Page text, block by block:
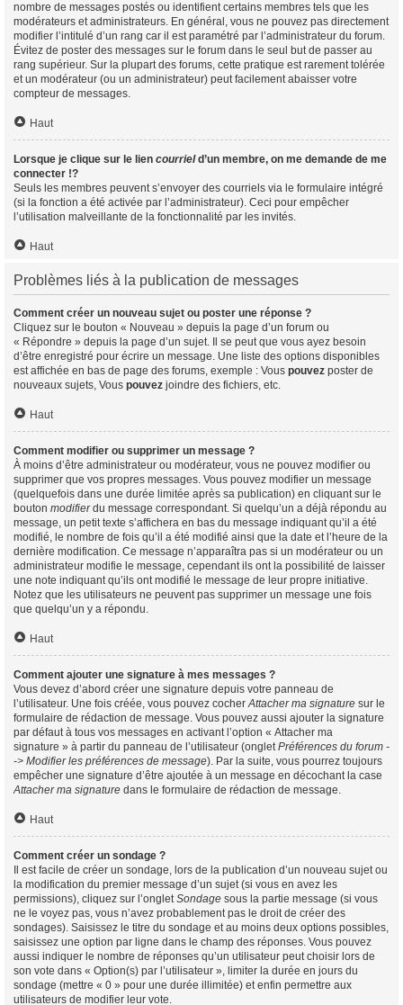
nombre de messages postés ou identifient certains membres tels que les
modérateurs et administrateurs. En général, vous ne pouvez pas directement
modifier l’intitulé d’un rang car il est paramétré par l’administrateur du forum.
Évitez de poster des messages sur le forum dans le seul but de passer au
rang supérieur. Sur la plupart des forums, cette pratique est rarement tolérée
et un modérateur (ou un administrateur) peut facilement abaisser votre
compteur de messages.
Haut
Lorsque je clique sur le lien courrield’un membre, on me demande de me
connecter !?
Seuls les membres peuvent s’envoyer des courriels via le formulaire intégré
(si la fonction a été activée par l’administrateur). Ceci pour empêcher
l’utilisation malveillante de la fonctionnalité par les invités.
Haut
Problèmes liés à la publication de messages
Comment créer un nouveau sujet ou poster une réponse ?
Cliquez sur le bouton « Nouveau » depuis la page d’un forum ou
« Répondre » depuis la page d’un sujet. Il se peut que vous ayez besoin
d’être enregistré pour écrire un message. Une liste des options disponibles
est affichée en bas de page des forums, exemple : Vous pouvez poster de
nouveaux sujets, Vous pouvez joindre des fichiers, etc.
Haut
Comment modifier ou supprimer un message ?
À moins d’être administrateur ou modérateur, vous ne pouvez modifier ou
supprimer que vos propres messages. Vous pouvez modifier un message
(quelquefois dans une durée limitée après sa publication) en cliquant sur le
bouton modifierdu message correspondant. Si quelqu’un a déjà répondu au
message, un petit texte s’affichera en bas du message indiquant qu’il a été
modifié, le nombre de fois qu’il a été modifié ainsi que la date et l’heure de la
dernière modification. Ce message n’apparaîtra pas si un modérateur ou un
administrateur modifie le message, cependant ils ont la possibilité de laisser
une note indiquant qu’ils ont modifié le message de leur propre initiative.
Notez que les utilisateurs ne peuvent pas supprimer un message une fois
que quelqu’un y a répondu.
Haut
Comment ajouter une signature à mes messages ?
Vous devez d’abord créer une signature depuis votre panneau de
l’utilisateur. Une fois créée, vous pouvez cocherAttacher ma signature sur le
formulaire de rédaction de message. Vous pouvez aussi ajouter la signature
par défaut à tous vos messages en activant l’option « Attacher ma
signature » à partir du panneau de l’utilisateur (ongletPréférences du forum -
-> Modifier les préférences de message). Par la suite, vous pourrez toujours
empêcher une signature d’être ajoutée à un message en décochant la case
Attacher ma signature dans le formulaire de rédaction de message.
Haut
Comment créer un sondage ?
Il est facile de créer un sondage, lors de la publication d’un nouveau sujet ou
la modification du premier message d’un sujet (si vous en avez les
permissions), cliquez sur l’ongletSondage sous la partie message (si vous
ne le voyez pas, vous n’avez probablement pas le droit de créer des
sondages). Saisissez le titre du sondage et au moins deux options possibles,
saisissez une option par ligne dans le champ des réponses. Vous pouvez
aussi indiquer le nombre de réponses qu’un utilisateur peut choisir lors de
son vote dans « Option(s) par l’utilisateur », limiter la durée en jours du
sondage (mettre « 0 » pour une durée illimitée) et enfin permettre aux
utilisateurs de modifier leur vote.